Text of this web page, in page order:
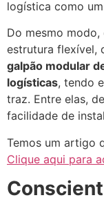
logística como
Do mesmo
estrutura flexível,
galpão modular
logísticas, tendo
traz. Entre elas,
facilidade de
Temos um artigo
Clique aqui para